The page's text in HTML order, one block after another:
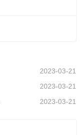
2023-03-21
2023-03-21
2023-03-21